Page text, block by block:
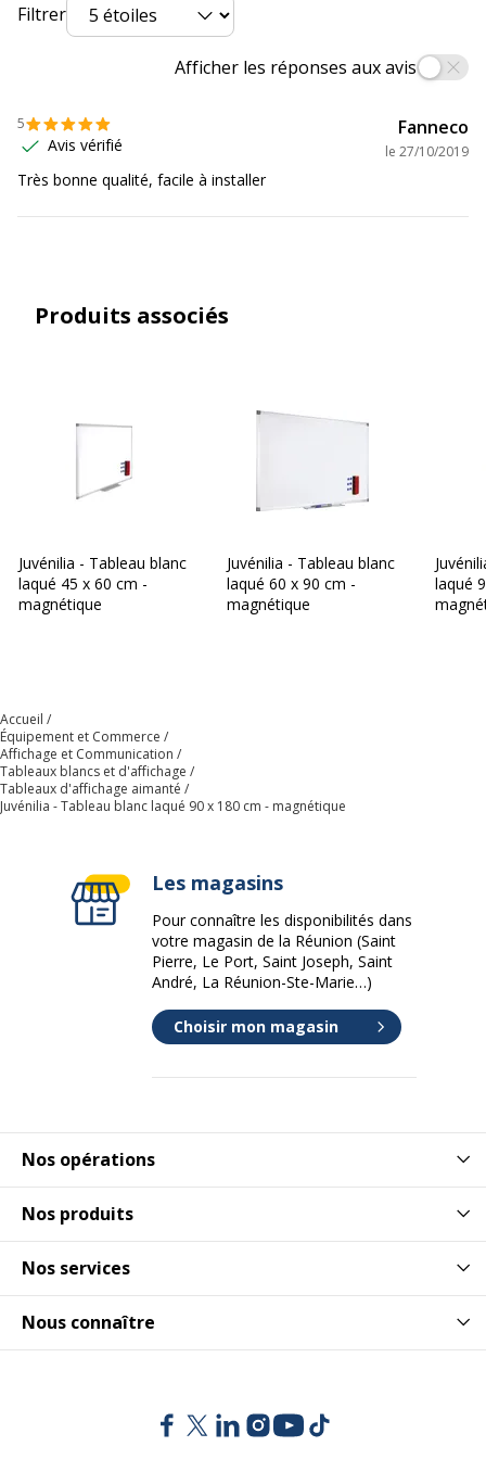
Dimensions et poids
Dimensions et poids
Hauteur
Garantie commerciale 5 ans
Filtrer
Afficher les réponses aux avis
5
Avis vérifié
Fanneco
le 27/10/2019
Très bonne qualité, facile à installer
Produits associés
Juvénilia - Tableau blanc
laqué 45 x 60 cm -
magnétique
Juvénilia - Tableau blanc
laqué 60 x 90 cm -
magnétique
laqué
Accueil
Équipement et Commerce
Affichage et Communication
Tableaux blancs et d'affichage
Tableaux d'affichage aimanté
Juvénilia - Tableau blanc laqué 90 x 180 cm - magnétique
Nos opérations
Nos produits
Nos services
Nous connaître
Les magasins
Pour connaître les disponibilités dans
votre magasin de la Réunion (Saint
Pierre, Le Port, Saint Joseph, Saint
André, La Réunion-Ste-Marie…)
Choisir mon magasin